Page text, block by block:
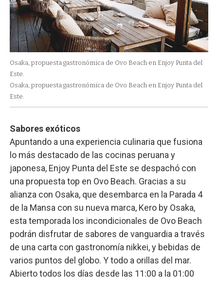
Osaka, propuesta gastronómica de Ovo Beach en Enjoy Punta del
Este.
Osaka, propuesta gastronómica de Ovo Beach en Enjoy Punta del
Este.
Sabores exóticos
Apuntando a una experiencia culinaria que fusiona
lo más destacado de las cocinas peruana y
japonesa, Enjoy Punta del Este se despachó con
una propuesta top en Ovo Beach. Gracias a su
alianza con Osaka, que desembarca en la Parada 4
de la Mansa con su nueva marca, Kero by Osaka,
esta temporada los incondicionales de Ovo Beach
podrán disfrutar de sabores de vanguardia a través
de una carta con gastronomía nikkei, y bebidas de
varios puntos del globo. Y todo a orillas del mar.
Abierto todos los días desde las 11:00 a la 01:00